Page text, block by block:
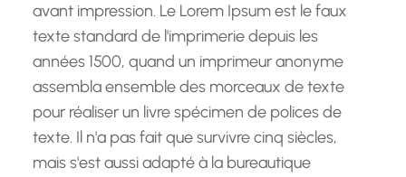
avant impression. Le Lorem Ipsum est le faux
texte standard de l'imprimerie depuis les
années 1500, quand un imprimeur anonyme
assembla ensemble des morceaux de texte
pour réaliser un livre spécimen de polices de
texte. Il n'a pas fait que survivre cinq siècles,
mais s'est aussi adapté à la bureautique